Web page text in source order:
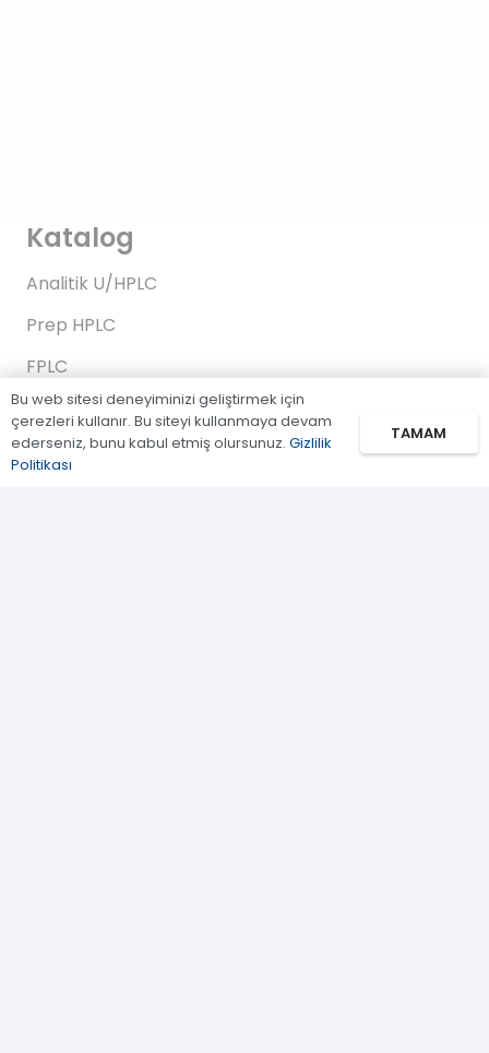
Katalog
Analitik U/HPLC
Prep HPLC
FPLC
Gaz Kromatografi
Standartlar/Reaktifler
Bu web sitesi deneyiminizi geliştirmek için
çerezleri kullanır. Bu siteyi kullanmaya devam
ederseniz, bunu kabul etmiş olursunuz. Gizlilik
Politikası
TAMAM